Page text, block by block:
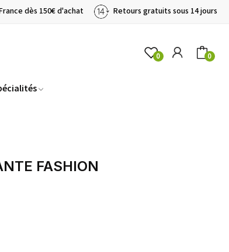
dès 150€ d'achat Retours gratuits sous 14 jours
0 0
FASHION